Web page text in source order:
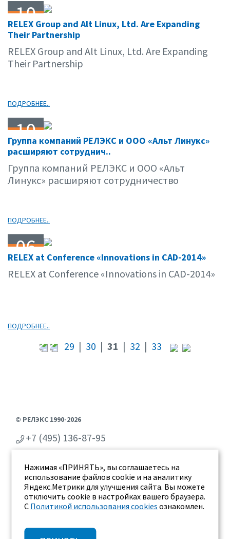
10
11.14
RELEX Group and Alt Linux, Ltd. Are Expanding
Their Partnership
RELEX Group and Alt Linux, Ltd. Are Expanding
Their Partnership
ПОДРОБНЕЕ..
10
11.14
Группа компаний РЕЛЭКС и ООО «Альт Линукс»
расширяют сотруднич..
Группа компаний РЕЛЭКС и ООО «Альт
Линукс» расширяют сотрудничество
ПОДРОБНЕЕ..
06
RELEX at Conference «Innovations in CAD-2014»
RELEX at Conference «Innovations in CAD-2014»
ПОДРОБНЕЕ..
29 | 30 | 31 | 32 | 33
Нажимая «ПРИНЯТЬ», вы соглашаетесь на
использование файлов cookie и на аналитику
Яндекс.Метрики для улучшения сайта. Вы можете
отключить cookie в настройках вашего браузера.
С Политикой использования cookies ознакомлен.
© РЕЛЭКС 1990-2026
+7 (495) 136-87-95
г. Воронеж, ул. Бахметьева 2Б